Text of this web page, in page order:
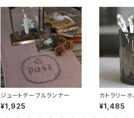
ジュートテーブルランナー
¥1,925
カトラリー
¥1,485